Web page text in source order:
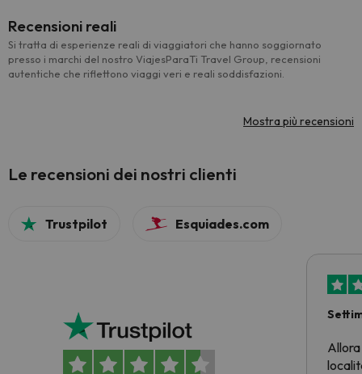
Recensioni reali
Si tratta di esperienze reali di viaggiatori che hanno soggiornato
presso i marchi del nostro ViajesParaTi Travel Group, recensioni
autentiche che riflettono viaggi veri e reali soddisfazioni.
Mostra più recensioni
Le recensioni dei nostri clienti
Trustpilot Esquiades.com
Allora